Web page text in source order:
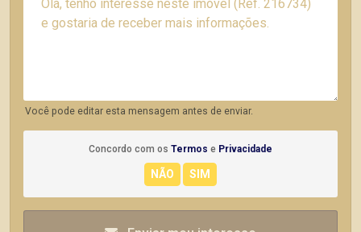
Você pode editar esta mensagem antes de enviar.
Concordo com os Termos e Privacidade